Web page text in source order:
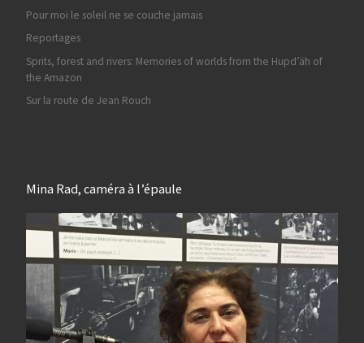
Pour moi le soleil ne se couche jamais
Reportages
Sprits, forest and rivers: Memories of worlds from the Hupd’äh of
the Amazon
Sur la route de Jean Rouch
Mina Rad, caméra à l’épaule